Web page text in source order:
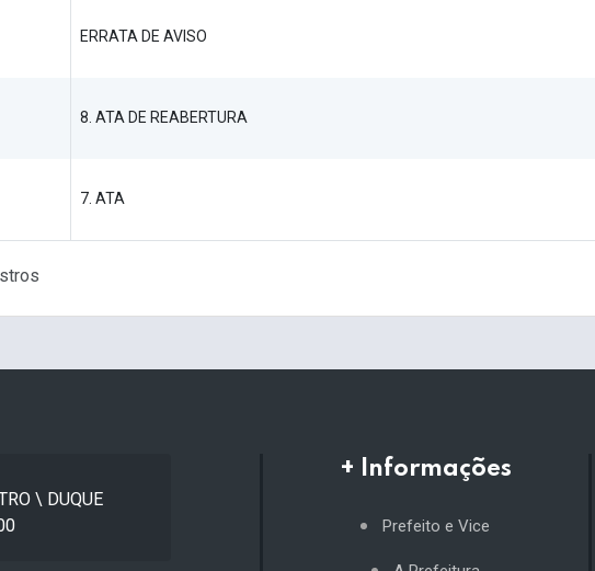
ERRATA DE AVISO
8. ATA DE REABERTURA
7. ATA
\ DUQUE
+ Informações
Prefeito e Vice